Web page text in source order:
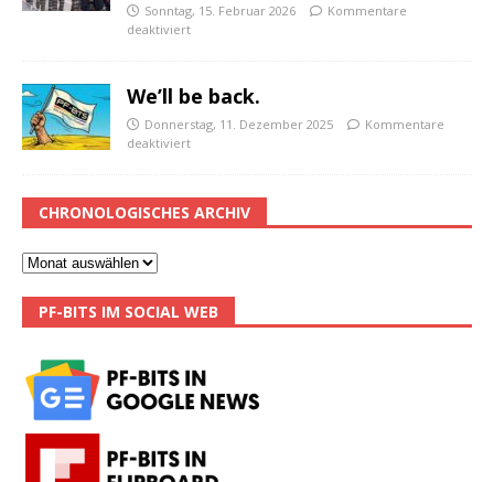
Sonntag, 15. Februar 2026
Kommentare
deaktiviert
We’ll be back.
Donnerstag, 11. Dezember 2025
Kommentare
deaktiviert
CHRONOLOGISCHES ARCHIV
PF-BITS IM SOCIAL WEB